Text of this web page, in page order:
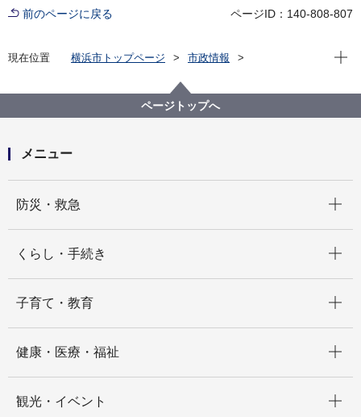
前のページに戻る ページID：140-808-807
現在位置 横浜市トップページ
市政情報
「地域創生まじゅんプロジェクト成果発表会」 関東
学院大学横浜・関内キャンパスと中区の連携
現在
ページトップへ
メニュー
防災・救急
くらし・手続き
子育て・教育
健康・医療・福祉
観光・イベント